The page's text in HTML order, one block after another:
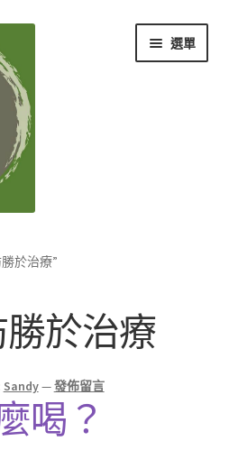
選單
於治療”
於治療
Sandy—發佈留言
喝？